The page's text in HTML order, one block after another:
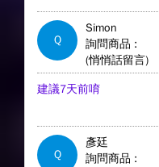
Q
Simon
詢問商品 :
(悄悄話留言)
建議7天前唷
Q
彥廷
詢問商品 :